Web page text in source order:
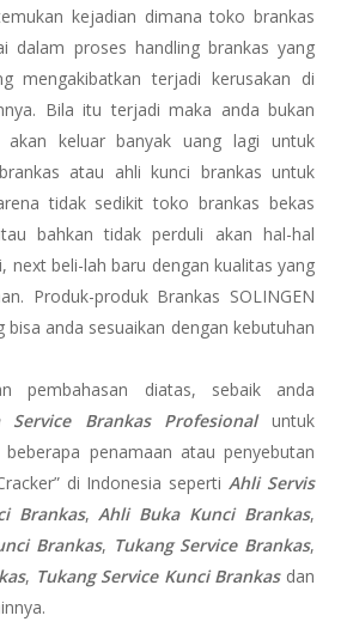
kejadian dimana toko brankas
dalam proses handling brankas yang
mengakibatkan terjadi kerusakan di
Bila itu terjadi maka anda bukan
akan keluar banyak uang lagi untuk
atau ahli kunci brankas untuk
tidak sedikit toko brankas bekas
bahkan tidak perduli akan hal-hal
next beli-lah baru dengan kualitas yang
Produk-produk Brankas SOLINGEN
bisa anda sesuaikan dengan kebutuhan
pembahasan diatas, sebaik anda
Service Brankas Profesionaluntuk
beberapa penamaan atau penyebutan
di Indonesia sepertiAhli Servis
Brankas,Ahli Buka Kunci Brankas,
Brankas, Tukang Service Brankas,
, Tukang Service Kunci Brankasdan